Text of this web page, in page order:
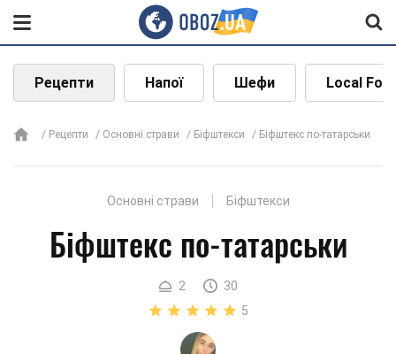
Рецепти Напої Шефи Local
Рецепти Основні страви Біфштекси Біфштекс по-татарськи
Основні страви Біфштекси
Біфштекс по-татарськи
2
30
5